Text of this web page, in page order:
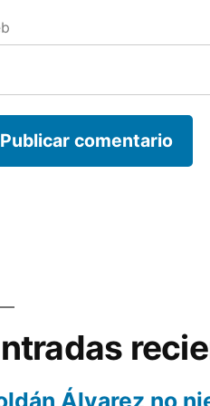
Álvarez no